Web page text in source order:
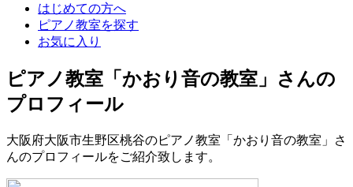
はじめての方へ
ピアノ教室を探す
お気に入り
ピアノ教室「かおり音の教室」さんの
プロフィール
大阪府大阪市生野区桃谷のピアノ教室「かおり音の教室」さ
んのプロフィールをご紹介致します。